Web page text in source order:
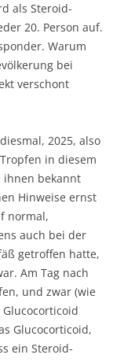
als Steroid-
20. Person auf.
Warum
bei
verschont
2025, also
in diesem
ihnen bekannt
Hinweise ernst
normal,
auch bei der
getroffen hatte,
Am Tag nach
und zwar (wie
Glucocorticoid,
ein Steroid-